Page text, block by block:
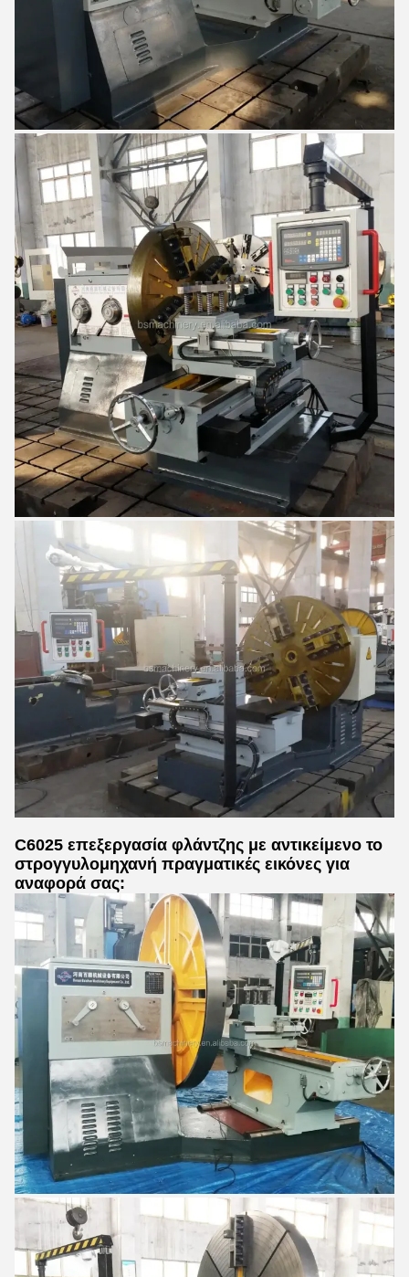
C6025 επεξεργασία φλάντζης με αντικείμενο το
στρογγυλομηχανή πραγματικές εικόνες για
αναφορά σας: